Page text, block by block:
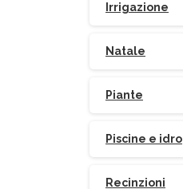
Irrigazione
Natale
Piante
Piscine e idro
Recinzioni